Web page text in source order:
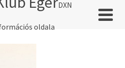
DXN
oldala